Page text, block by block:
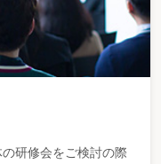
研修会をご検討の際